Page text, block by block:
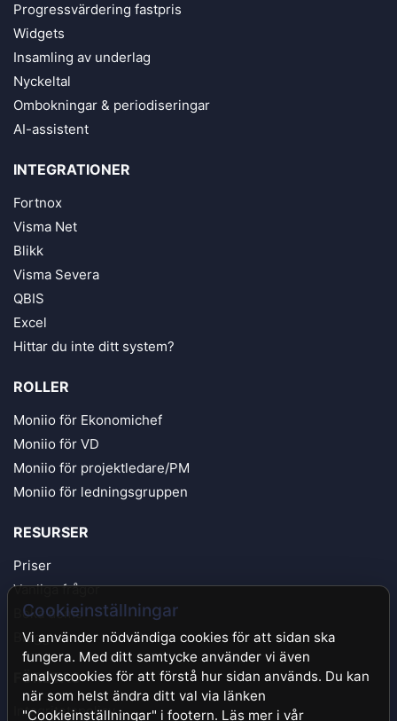
Progressvärdering fastpris
Widgets
Insamling av underlag
Nyckeltal
Ombokningar & periodiseringar
AI-assistent
INTEGRATIONER
Fortnox
Visma Net
Blikk
Visma Severa
QBIS
Excel
Hittar du inte ditt system?
ROLLER
Moniio för Ekonomichef
Moniio för VD
Moniio för projektledare/PM
Moniio för ledningsgruppen
RESURSER
Priser
Vanliga frågor
Boka demo
Blogg
FÖRETAG
Integritetspolicy
Cookieinställningar
Vi använder nödvändiga cookies för att sidan ska
fungera. Med ditt samtycke använder vi även
analyscookies för att förstå hur sidan används. Du kan
när som helst ändra ditt val via länken
"Cookieinställningar" i footern. Läs mer i vår